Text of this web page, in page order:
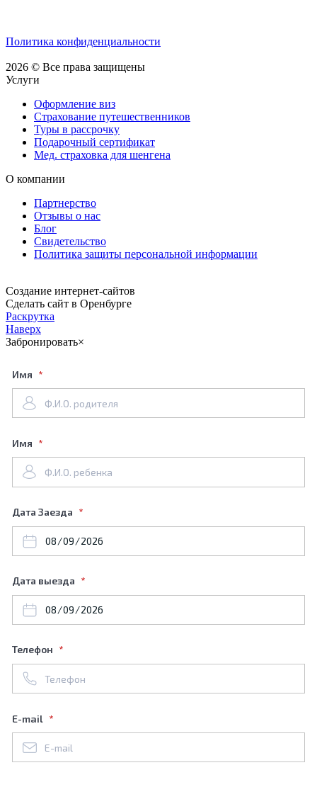
Политика конфиденциальности
2026 © Все права защищены
Услуги
Оформление виз
Страхование путешественников
Туры в рассрочку
Подарочный сертификат
Мед. страховка для шенгена
О компании
Партнерство
Отзывы о нас
Блог
Свидетельство
Политика защиты персональной информации
Cоздание интернет-сайтов
Сделать сайт в Оренбурге
Раскрутка
Наверх
Забронировать×
Имя
Имя
Дата Заезда
Дата выезда
Телефон
E-mail